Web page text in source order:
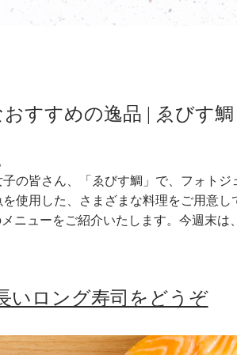
すすめの逸品 | ゑびす鯛
の皆さん、「ゑびす鯛」で、フォトジ
使用した、さまざまな料理をご用意し
ニューをご紹介いたします。今週末は
いロング寿司をどうぞ